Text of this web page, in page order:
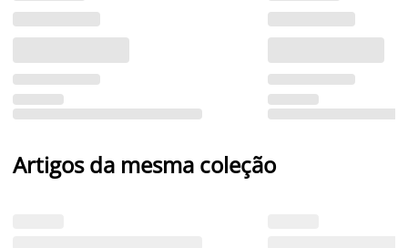
Artigos da mesma coleção